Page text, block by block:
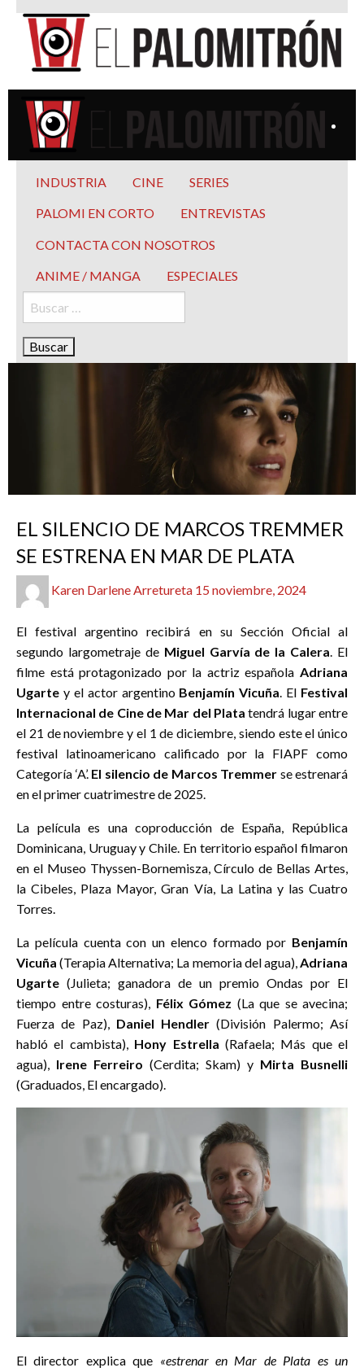
Saltar
contenido
El Palomitrón
El Palomitrón
Tu espacio de la industria de cine española y
latinoamericana
INDUSTRIA CINE SERIES
PALOMI EN CORTO ENTREVISTAS
CONTACTA CON NOSOTROS
ANIME / MANGA ESPECIALES
Buscar:
EL SILENCIO DE MARCOS TREMMER
SE ESTRENA EN MAR DE PLATA
Karen Darlene Arretureta Publicado
15 noviembre, 2024
El festival argentino recibirá en su Sección Oficial al
segundo largometraje de Miguel Garvía de la Calera . El
filme está protagonizado por la actriz española Adriana
Ugarte y el actor argentino Benjamín Vicuña . El Festival
Internacional de Cine de Mar del Platatendrá lugar entre
el 21 de noviembre y el 1 de diciembre, siendo este el único
festival latinoamericano calificado por la FIAPF como
Categoría ‘A’. El silencio de Marcos Tremmer se estrenará
en el primer cuatrimestre de 2025.
La película es una coproducción de España, República
Dominicana, Uruguay y Chile. En territorio español filmaron
en el Museo Thyssen-Bornemisza, Círculo de Bellas Artes,
la Cibeles, Plaza Mayor, Gran Vía, La Latina y las Cuatro
Torres.
La película cuenta con un elenco formado por Benjamín
Vicuña(Terapia Alternativa; La memoria del agua), Adriana
Ugarte (Julieta; ganadora de un premio Ondas por El
tiempo entre costuras), Félix Gómez (La que se avecina;
Fuerza de Paz), Daniel Hendler(División Palermo; Así
habló el cambista), Hony Estrella (Rafaela; Más que el
agua), Irene Ferreiro (Cerdita; Skam) y Mirta Busnelli
(Graduados, El encargado).
El director explica que «estrenar en Mar de Plata es un